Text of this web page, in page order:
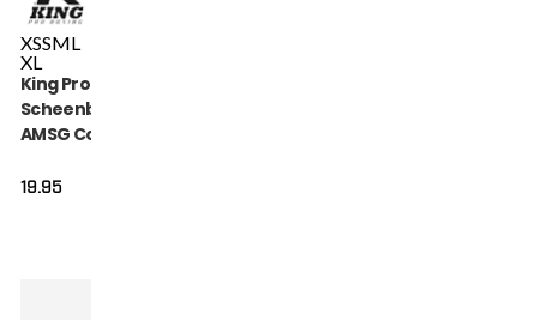
XSSML
XL
King Pro Boxing
Scheenbeschermers
AMSG Cotton (KPB
19.95